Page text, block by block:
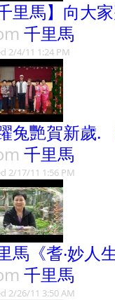
里馬】向大
千里馬
2/4/11 1:24 PM
兔艷賀新歲.
千里馬
2/17/11 1:56 PM
馬《耆‧妙人
千里馬
2/26/11 3:50 AM